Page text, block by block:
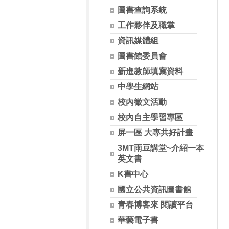
圖書查詢系統
工作夥伴及職掌
資訊媒體組
圖書館委員會
新進教師填寫資料
中學生網站
校內徵文活動
校內自主學習專區
屏一區 大專共好計畫
3MT雨豆講堂~介紹一本
英文書
K書中心
國立公共資訊圖書館
青春博客來 閱讀平台
華藝電子書